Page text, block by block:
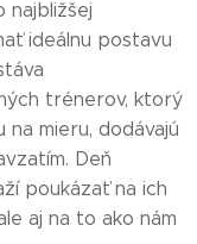
najbližšej
ideálnu postavu
trénerov, ktorý
na mieru, dodávajú
Deň
poukázať na ich
aj na to ako nám